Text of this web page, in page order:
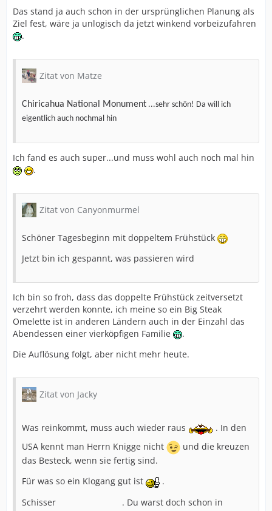
Das stand ja auch schon in der ursprünglichen Planung als
Ziel fest, wäre ja unlogisch da jetzt winkend vorbeizufahren
.
Zitat von Matze
Chiricahua National Monument ...sehr schön! Da will ich
eigentlich auch nochmal hin
Ich fand es auch super...und muss wohl auch noch mal hin
.
Zitat von Canyonmurmel
Schöner Tagesbeginn mit doppeltem Frühstück
Jetzt bin ich gespannt, was passieren wird
Ich bin so froh, dass das doppelte Frühstück zeitversetzt
verzehrt werden konnte, ich meine so ein Big Steak
Omelette ist in anderen Ländern auch in der Einzahl das
Abendessen einer vierköpfigen Familie
.
Die Auflösung folgt, aber nicht mehr heute.
Zitat von Jacky
Was reinkommt, muss auch wieder raus
. In den
USA kennt man Herrn Knigge nicht
und die kreuzen
das Besteck, wenn sie fertig sind.
Für was so ein Klogang gut ist
.
Schisser
. Du warst doch schon in